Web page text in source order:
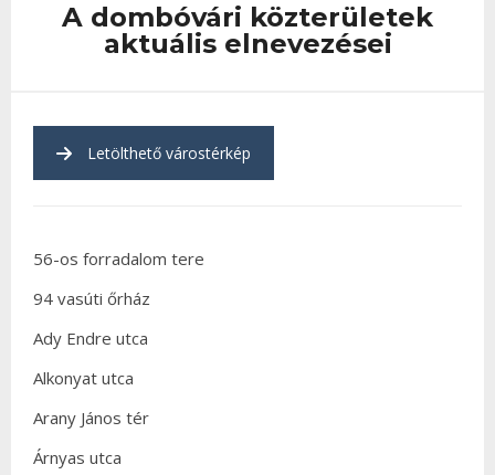
A dombóvári közterületek
aktuális elnevezései
Letölthető várostérkép
56-os forradalom tere
94 vasúti őrház
Ady Endre utca
Alkonyat utca
Arany János tér
Árnyas utca